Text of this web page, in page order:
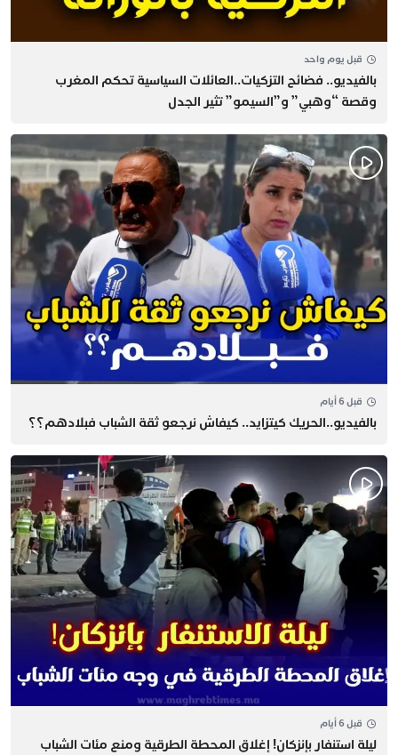
قبل يوم واحد
بالفيديو.. فضائح التزكيات..العائلات السياسية تحكم المغرب
وقصة “وهبي” و”السيمو” تثير الجدل
قبل 6 أيام
بالفيديو..الحريك كيتزايد.. كيفاش نرجعو ثقة الشباب فبلادهم؟؟
قبل 6 أيام
​ليلة استنفار بإنزكان! إغلاق المحطة الطرقية ومنع مئات الشباب